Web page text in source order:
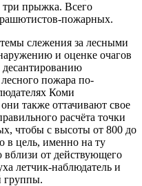
три прыжка. Всего
пожарных.
слежения за лесными
и оценке очагов
десантированию
пожара по-
Коми
также оттачивают свое
расчёта точки
чтобы с высоты от 800 до
в цель, именно на ту
от действующего
летчик-наблюдатель и
группы.